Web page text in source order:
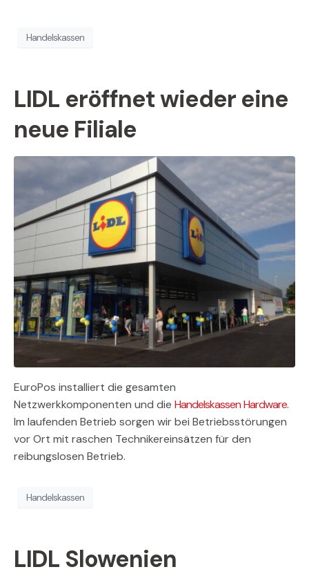
Handelskassen
LIDL eröffnet wieder eine
neue Filiale
EuroPos installiert die gesamten
Netzwerkkomponenten und die HandelskassenHardware.
Im laufenden Betrieb sorgen wir bei Betriebsstörungen
vor Ort mit raschen Technikereinsätzen für den
reibungslosen Betrieb.
Handelskassen
LIDL Slowenien